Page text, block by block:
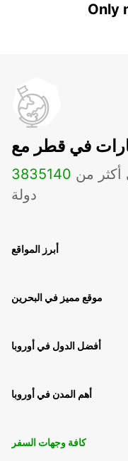
Only
3835 أكثر من 140
دولة
أبرز المواقع
موقع مميز في البحرين
أفضل الدول في أوروبا
أهم المدن في أوروبا
كافة وجهات السفر